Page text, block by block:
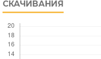
СКАЧИВАНИЯ